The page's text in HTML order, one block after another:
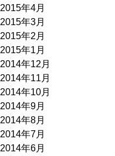
2015年4月
2015年3月
2015年2月
2015年1月
2014年12月
2014年11月
2014年10月
2014年9月
2014年8月
2014年7月
2014年6月